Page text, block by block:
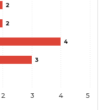
2
2
4
3
2 3 4 5